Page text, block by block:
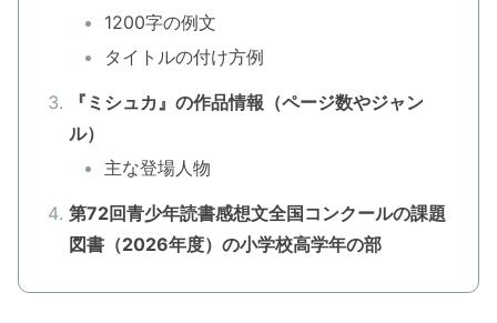
1200字の例文
タイトルの付け方例
『ミシュカ』の作品情報（ページ数やジャン
ル）
主な登場人物
第72回青少年読書感想文全国コンクールの課題
図書（2026年度）の小学校高学年の部